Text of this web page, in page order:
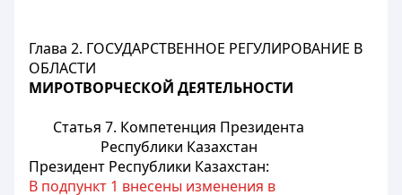
Глава 2. ГОСУДАРСТВЕННОЕ РЕГУЛИРОВАНИЕ В
ОБЛАСТИ
МИРОТВОРЧЕСКОЙ ДЕЯТЕЛЬНОСТИ
Статья 7. Компетенция Президента
Республики Казахстан
Президент Республики Казахстан:
В подпункт 1 внесены изменения в